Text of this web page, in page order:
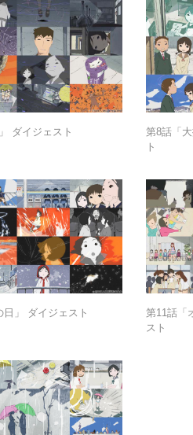
ダイジェスト
第8話「
ト
」 ダイジェスト
第11話「
スト